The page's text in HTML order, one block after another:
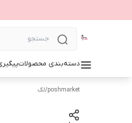
دسته‌بندی محصولات
poshmarket
/لگ